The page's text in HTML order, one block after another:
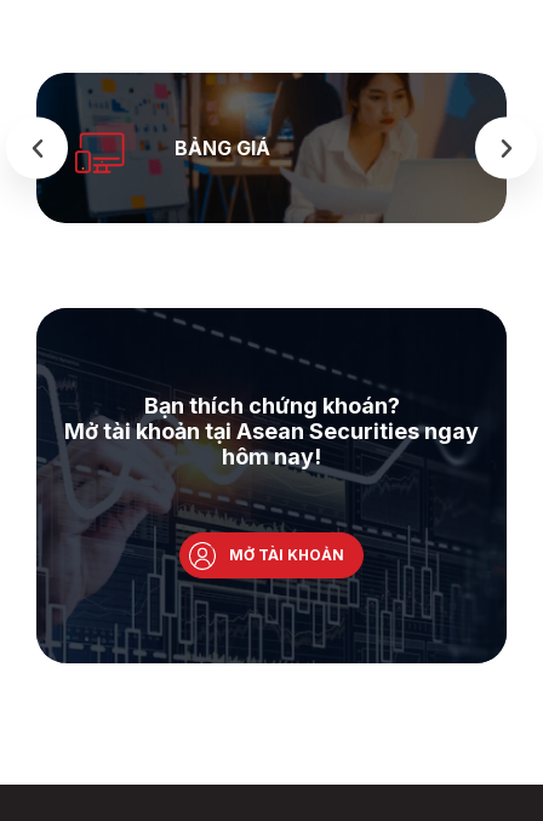
SEASTOCK
WEB
Bạn thích chứng khoán?
Mở tài khoản tại Asean Securities ngay
hôm nay!
MỞ TÀI KHOẢN